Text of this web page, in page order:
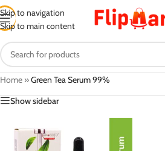
Skip to navigation
Skip to main content
Home »Green Tea Serum 99%
Show sidebar